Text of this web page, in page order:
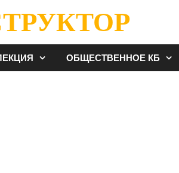
ОБЩЕСТВЕННОЕ КБ